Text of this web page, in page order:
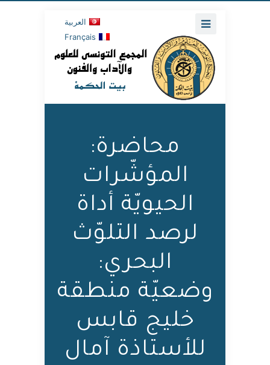
العربية
Français
محاضرة:
المؤشّرات
الحيويّة أداة
لرصد التلوّث
البحري:
وضعيّة منطقة
خليج قابس
للأستاذة آمال